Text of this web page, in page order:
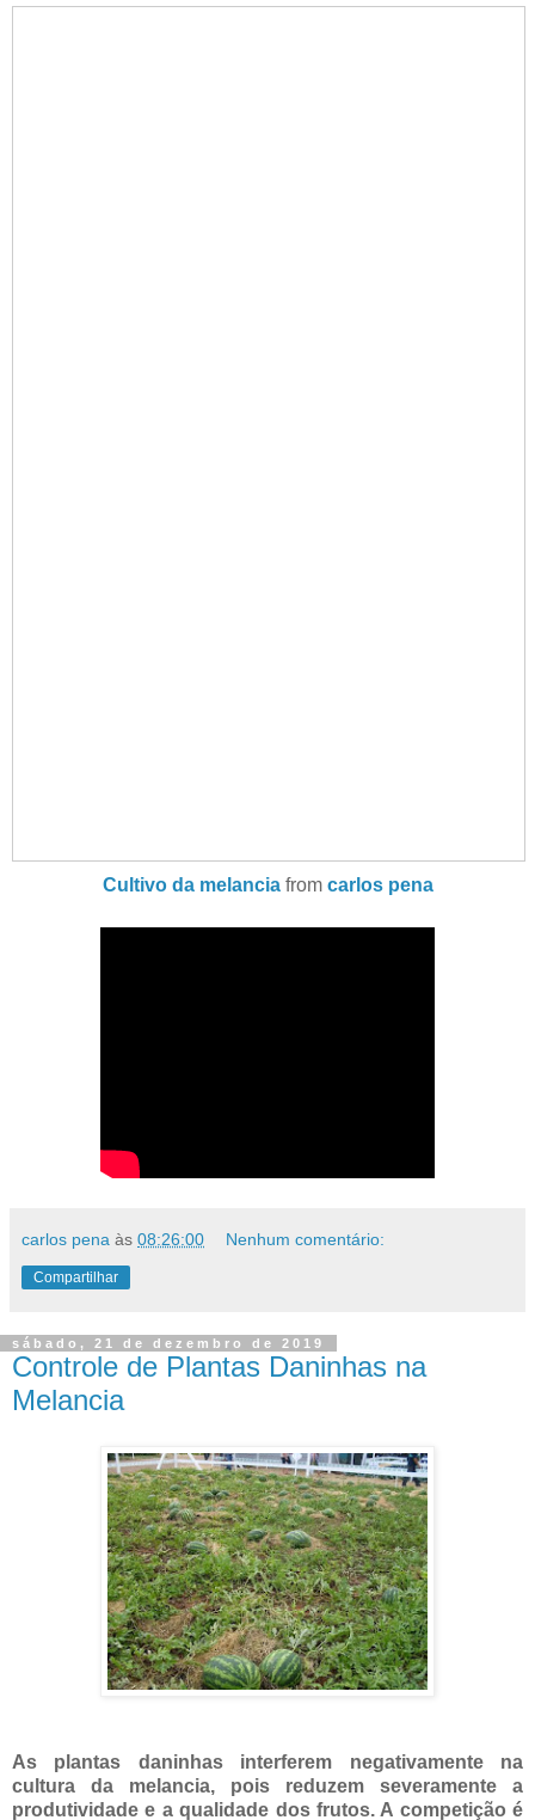
Cultivo da melancia from carlos pena
carlos pena às 08:26:00 Nenhum comentário:
Compartilhar
sábado, 21 de dezembro de 2019
Controle de Plantas Daninhas na
Melancia
As plantas daninhas interferem negativamente na
cultura da melancia, pois reduzem severamente a
produtividade e a qualidade dos frutos. A competição é